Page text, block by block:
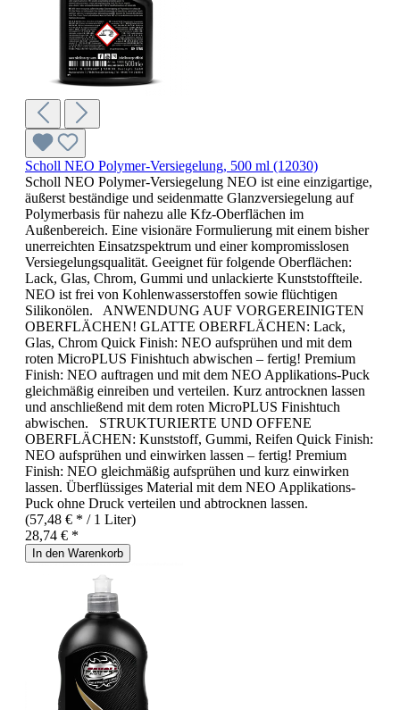
Scholl NEO Polymer-Versiegelung, 500 ml (12030)
Scholl NEO Polymer-Versiegelung NEO ist eine einzigartige,
äußerst beständige und seidenmatte Glanzversiegelung auf
Polymerbasis für nahezu alle Kfz-Oberflächen im
Außenbereich. Eine visionäre Formulierung mit einem bisher
unerreichten Einsatzspektrum und einer kompromisslosen
Versiegelungsqualität. Geeignet für folgende Oberflächen:
Lack, Glas, Chrom, Gummi und unlackierte Kunststoffteile.
NEO ist frei von Kohlenwasserstoffen sowie flüchtigen
Silikonölen. ANWENDUNG AUF VORGEREINIGTEN
OBERFLÄCHEN! GLATTE OBERFLÄCHEN: Lack,
Glas, Chrom Quick Finish: NEO aufsprühen und mit dem
roten MicroPLUS Finishtuch abwischen – fertig! Premium
Finish: NEO auftragen und mit dem NEO Applikations-Puck
gleichmäßig einreiben und verteilen. Kurz antrocknen lassen
und anschließend mit dem roten MicroPLUS Finishtuch
abwischen. STRUKTURIERTE UND OFFENE
OBERFLÄCHEN: Kunststoff, Gummi, Reifen Quick Finish:
NEO aufsprühen und einwirken lassen – fertig! Premium
Finish: NEO gleichmäßig aufsprühen und kurz einwirken
lassen. Überflüssiges Material mit dem NEO Applikations-
Puck ohne Druck verteilen und abtrocknen lassen.
(57,48 € * / 1 Liter)
28,74 € *
In den Warenkorb